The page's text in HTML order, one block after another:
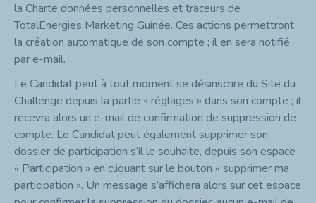
la Charte données personnelles et traceurs de
TotalEnergies Marketing Guinée. Ces actions permettront
la création automatique de son compte ; il en sera notifié
par e-mail.
Le Candidat peut à tout moment se désinscrire du Site du
Challenge depuis la partie « réglages » dans son compte ; il
recevra alors un e-mail de confirmation de suppression de
compte. Le Candidat peut également supprimer son
dossier de participation s’il le souhaite, depuis son espace
« Participation » en cliquant sur le bouton « supprimer ma
participation ». Un message s’affichera alors sur cet espace